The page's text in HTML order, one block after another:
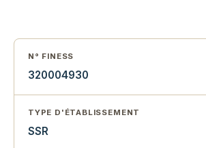
N° FINESS
320004930
TYPE D'ÉTABLISSEMENT
SSR